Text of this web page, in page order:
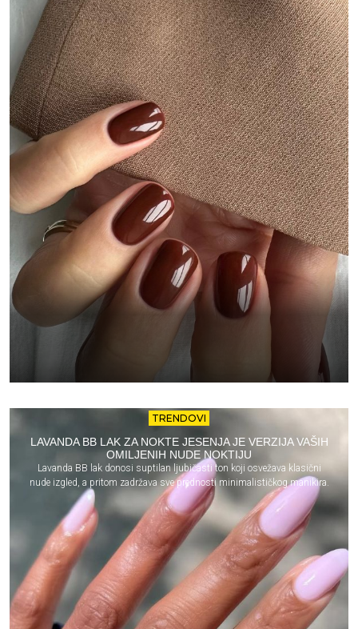
TRENDOVI
LAVANDA BB LAK ZA NOKTE JESENJA JE VERZIJA VAŠIH
OMILJENIH NUDE NOKTIJU
Lavanda BB lak donosi suptilan ljubičasti ton koji osvežava klasični
nude izgled, a pritom zadržava sve prednosti minimalističkog manikira.